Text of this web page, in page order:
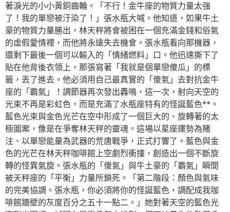
著淚光的小小黃銅齒輪。「不行！金牛座的物質力量太強
了！我的單戀被汙染了！」張水瓶大喊。他知道，如果牛土
豪的物質力量勝出，林天秤將會被困在一個充滿金錢和俗氣
的虛假愛情裡，而他將永遠失去機會。張水瓶看向那機器，
還剩下最後一個可以輸入的「情緒燃料」口。他迅速撕下了
貼在他背後衣領上，那張寫著「我就是個單戀傻瓜」的標
籤，丟了進去。他必須用自己最真實的「傻氣」去對抗金牛
座的「霸氣」！調節器再次發出轟鳴，這一次，射向天空的
光束不再是彩虹色，而是充滿了水瓶座特有的怪誕藍色**。
藍色光束與金色光芒在空中形成了一個巨大的、旋轉著的太
極圖案，像是在爭奪林天秤的靈魂。這場以星座運勢為賭
注、以單戀能量為武器的荒唐戰爭，正式打響了。藍色與金
色的光芒在林天秤咖啡館上空劇烈衝撞，創造出一個不斷旋
轉的怪異氣旋。張水瓶的「傻氣」與牛土豪的「霸氣」瞬間
被天秤座的「平衡」力量所鎖死。「第二階段：顏色與氣味
的完美協調。張水瓶，你必須將你的怪誕藍色，調配成我咖
啡館牆壁的灰度百分之五十一點二。」她對著天空的藍色光